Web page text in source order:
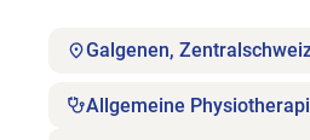
Galgenen,
Allgemeine